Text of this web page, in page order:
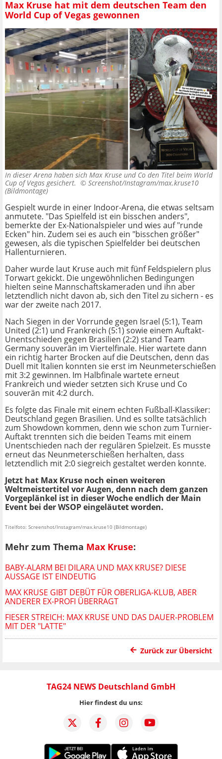
Max Kruse hat mit dem deutschen Team den
World Cup of Vegas gewonnen
In dieser Arena haben sich Max Kruse und Co den Titel beim World
Cup of Vegas gesichert. © Screenshot/Instagram/max.kruse10
(Bildmontage)
Gespielt wurde in einer Indoor-Arena, die etwas seltsam
anmutete. "Das Spielfeld ist ein bisschen anders",
bemerkte der Ex-Nationalspieler und wies auf "runde
Ecken" hin. Zudem sei es auch ein "bisschen größer"
gewesen, als die typischen Spielfelder bei deutschen
Hallenturnieren.
Daher wurde laut Kruse auch mit fünf Feldspielern plus
Torwart gekickt. Die ungewöhnlichen Bedingungen
hielten seine Mannschaftskameraden und ihn aber
letztendlich nicht davon ab, sich den Titel zu sichern - es
war der zweite nach 2017.
Nach Siegen in der Vorrunde gegen Israel (5:1), Team
United (2:1) und Frankreich (5:1) sowie einem Auftakt-
Unentschieden gegen Brasilien (2:2) stand Team
Germany souverän im Viertelfinale. Hier wartete dann
ein richtig harter Brocken auf die Deutschen, denn das
Duell mit Italien konnten sie erst im Neunmeterschießen
mit 3:2 gewinnen. Im Halbfinale wartete erneut
Frankreich und wieder setzten sich Kruse und Co
souverän mit 4:2 durch.
Es folgte das Finale mit einem echten Fußball-Klassiker:
Deutschland gegen Brasilien. Und es sollte tatsächlich
zum Showdown kommen, denn wie schon zum Turnier-
Auftakt trennten sich die beiden Teams mit einem
Unentschieden nach der regulären Spielzeit. Es musste
erneut das Neunmeterschießen herhalten, dass
letztendlich mit 2:0 siegreich gestaltet werden konnte.
Jetzt hat Max Kruse noch einen weiteren
Weltmeistertitel vor Augen, denn nach dem ganzen
Vorgeplänkel ist in dieser Woche endlich der Main
Event bei der WSOP eingeläutet worden.
Titelfoto: Screenshot/Instagram/max.kruse10 (Bildmontage)
Mehr zum Thema Max Kruse:
BABY-ALARM BEI DILARA UND MAX KRUSE? DIESE
AUSSAGE IST EINDEUTIG
MAX KRUSE GIBT DEBÜT FÜR OBERLIGA-KLUB, ABER
ANDERER EX-PROFI ÜBERRAGT
FIESER STREICH: MAX KRUSE UND DAS DAUER-PROBLEM
MIT DER "LATTE"
Zurück zur Übersicht
TAG24 NEWS Deutschland GmbH
Hier findest du uns: